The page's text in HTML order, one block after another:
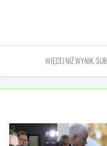
WIĘCEJ NIŻ WYNIK.